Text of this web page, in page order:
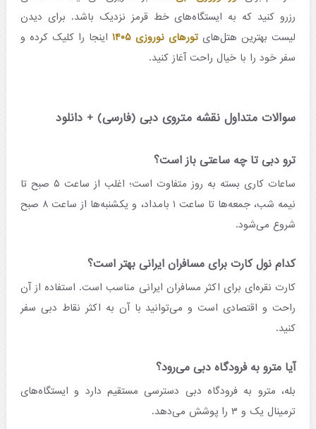
رزرو کنید که به ایستگاه‌های خط قرمز نزدیک باشد. برای دیدن
لیست بهترین هتل‌های تورهای نوروزی ۱۴۰۵
اینجا را کلیک کرده و
سفر خود را با خیال راحت آغاز کنید.
سوالات متداول نقشه متروی دبی (فارسی) + دانلود
ترو دبی تا چه ساعتی باز است؟
ساعات کاری بسته به روز متفاوت است؛ اغلب از ساعت ۵ صبح تا
نیمه شب، جمعه‌ها تا ساعت ۱ بامداد، و یکشنبه‌ها از ساعت ۸ صبح
شروع می‌شود.
کدام نول کارت برای مسافران ایرانی بهتر است؟
کارت نقره‌ای برای اکثر مسافران ایرانی مناسب است. استفاده از آن
راحت و اقتصادی است و می‌توانید با آن به اکثر نقاط دبی سفر
کنید.
آیا مترو به فرودگاه دبی می‌رود؟
بله، مترو به فرودگاه دبی دسترسی مستقیم دارد و ایستگاه‌های
ترمینال یک و ۳ را پوشش می‌دهد.